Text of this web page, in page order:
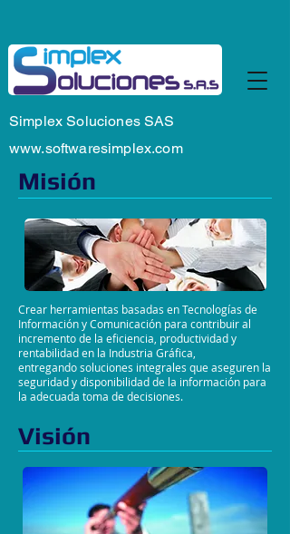
Simplex Soluciones SAS
www.softwaresimplex.com
Misión
Crear herramientas basadas en Tecnologías de
Información y Comunicación para contribuir al
incremento de la eficiencia, productividad y
rentabilidad en la Industria Gráfica,
entregando soluciones integrales que aseguren la
seguridad y disponibilidad de la información para
la adecuada toma de decisiones.
Visión